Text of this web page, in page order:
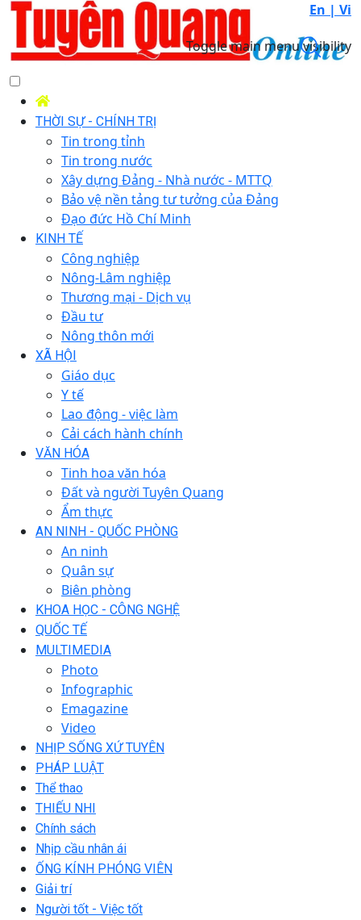
En | Vi
Toggle main menu visibility
THỜI SỰ - CHÍNH TRỊ
Tin trong tỉnh
Tin trong nước
Xây dựng Đảng - Nhà nước - MTTQ
Bảo vệ nền tảng tư tưởng của Đảng
Đạo đức Hồ Chí Minh
KINH TẾ
Công nghiệp
Nông-Lâm nghiệp
Thương mại - Dịch vụ
Đầu tư
Nông thôn mới
XÃ HỘI
Giáo dục
Y tế
Lao động - việc làm
Cải cách hành chính
VĂN HÓA
Tinh hoa văn hóa
Đất và người Tuyên Quang
Ẩm thực
AN NINH - QUỐC PHÒNG
An ninh
Quân sự
Biên phòng
KHOA HỌC - CÔNG NGHỆ
QUỐC TẾ
MULTIMEDIA
Photo
Infographic
Emagazine
Video
NHỊP SỐNG XỨ TUYÊN
PHÁP LUẬT
Thể thao
THIẾU NHI
Chính sách
Nhịp cầu nhân ái
ỐNG KÍNH PHÓNG VIÊN
Giải trí
Người tốt - Việc tốt